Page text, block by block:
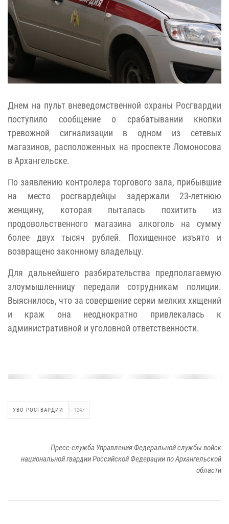
Днем на пульт вневедомственной охраны Росгвардии
поступило сообщение о срабатывании кнопки
тревожной сигнализации в одном из сетевых
магазинов, расположенных на проспекте Ломоносова
в Архангельске.
По заявлению контролера торгового зала, прибывшие
на место росгвардейцы задержали 23-летнюю
женщину, которая пыталась похитить из
продовольственного магазина алкоголь на сумму
более двух тысяч рублей. Похищенное изъято и
возвращено законному владельцу.
Для дальнейшего разбирательства предполагаемую
злоумышленницу передали сотрудникам полиции.
Выяснилось, что за совершение серии мелких хищений
и краж она неоднократно привлекалась к
административной и уголовной ответственности.
УВО РОСГВАРДИИ 1247
Пресс-служба Управления Федеральной службы войск
национальной гвардии Российской Федерации по Архангельской
области